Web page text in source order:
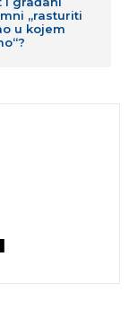
„rasturiti
u kojem